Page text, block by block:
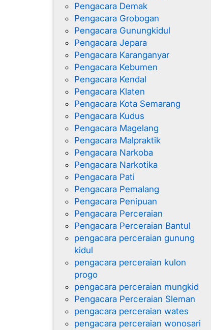
Pengacara Demak
Pengacara Grobogan
Pengacara Gunungkidul
Pengacara Jepara
Pengacara Karanganyar
Pengacara Kebumen
Pengacara Kendal
Pengacara Klaten
Pengacara Kota Semarang
Pengacara Kudus
Pengacara Magelang
Pengacara Malpraktik
Pengacara Narkoba
Pengacara Narkotika
Pengacara Pati
Pengacara Pemalang
Pengacara Penipuan
Pengacara Perceraian
Pengacara Perceraian Bantul
pengacara perceraian gunung
kidul
pengacara perceraian kulon
progo
pengacara perceraian mungkid
Pengacara Perceraian Sleman
pengacara perceraian wates
pengacara perceraian wonosari